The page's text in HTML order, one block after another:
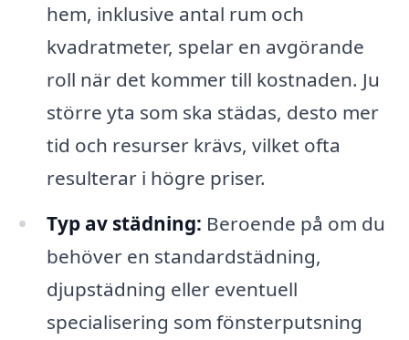
hem, inklusive antal rum och
kvadratmeter, spelar en avgörande
roll när det kommer till kostnaden. Ju
större yta som ska städas, desto mer
tid och resurser krävs, vilket ofta
resulterar i högre priser.
Typ av städning: Beroende på om du
behöver en standardstädning,
djupstädning eller eventuell
specialisering som fönsterputsning